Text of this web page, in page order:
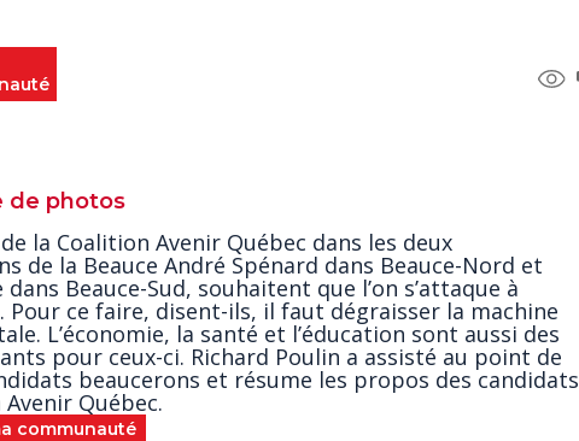
de photos
la Coalition Avenir Québec dans les deux
de la Beauce André Spénard dans Beauce-Nord et
dans Beauce-Sud, souhaitent que l’on s’attaque à
Pour ce faire, disent-ils, il faut dégraisser la machine
L’économie, la santé et l’éducation sont aussi des
pour ceux-ci. Richard Poulin a assisté au point de
beaucerons et résume les propos des candidats
Québec.
communauté